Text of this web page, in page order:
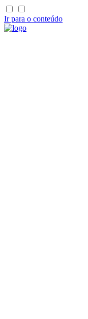
Ir para o conteúdo